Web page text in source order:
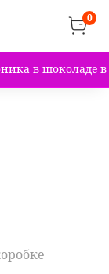
0
в шоколаде в